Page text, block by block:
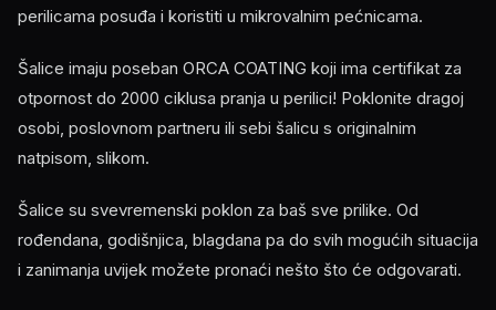
perilicama posuđa i koristiti u mikrovalnim pećnicama.
Šalice imaju poseban ORCA COATING koji ima certifikat za
otpornost do 2000 ciklusa pranja u perilici! Poklonite dragoj
osobi, poslovnom partneru ili sebi šalicu s originalnim
natpisom, slikom.
Šalice su svevremenski poklon za baš sve prilike. Od
rođendana, godišnjica, blagdana pa do svih mogućih situacija
i zanimanja uvijek možete pronaći nešto što će odgovarati.